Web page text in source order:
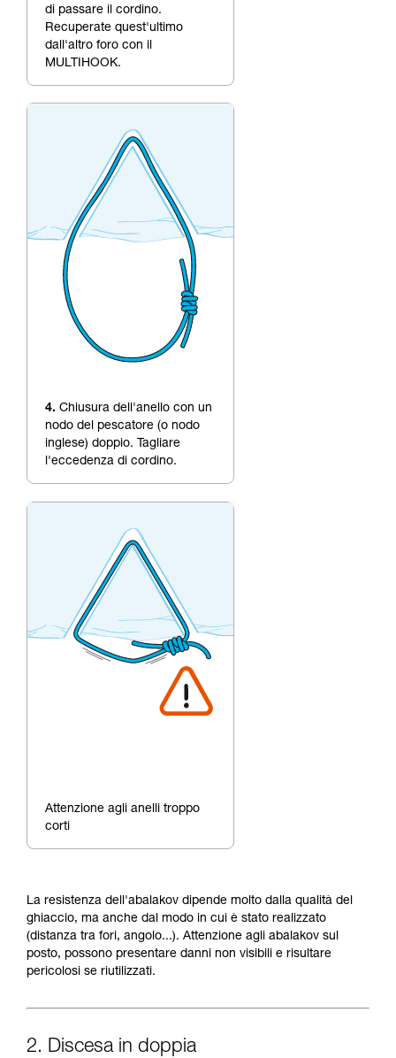
di passare il cordino.
Recuperate quest'ultimo
dall'altro foro con il
MULTIHOOK.
4. Chiusura dell'anello con un
nodo del pescatore (o nodo
inglese) doppio. Tagliare
l'eccedenza di cordino.
Attenzione agli anelli troppo
corti
La resistenza dell'abalakov dipende molto dalla qualità del
ghiaccio, ma anche dal modo in cui è stato realizzato
(distanza tra fori, angolo...). Attenzione agli abalakov sul
posto, possono presentare danni non visibili e risultare
pericolosi se riutilizzati.
2. Discesa in doppia